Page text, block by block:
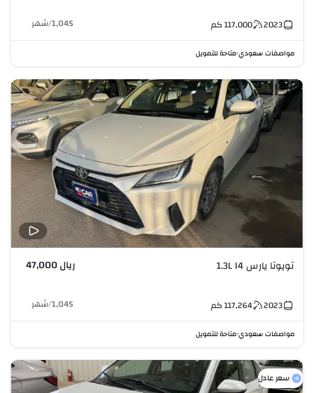
2023
117,000كم 1,045
/شهر
مواصفات سعودي•متاحة للتمويل
تويوتا يارس 1.3L I4 ريال 47,000
2023
117,264كم 1,045
/شهر
مواصفات سعودي•متاحة للتمويل
سعر عادل